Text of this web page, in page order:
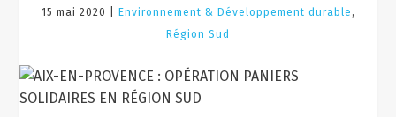
15 mai 2020 | Environnement & Développement durable ,
Région Sud